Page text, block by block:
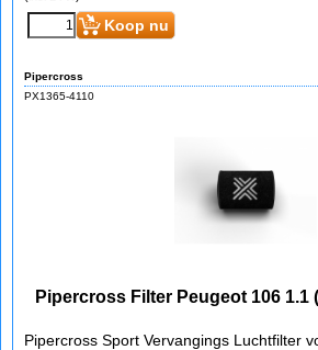
Koop nu
Pipercross
PX1365-4110
Pipercross Filter Peugeot 106 1.1
Pipercross Sport Vervangings Luchtfilter